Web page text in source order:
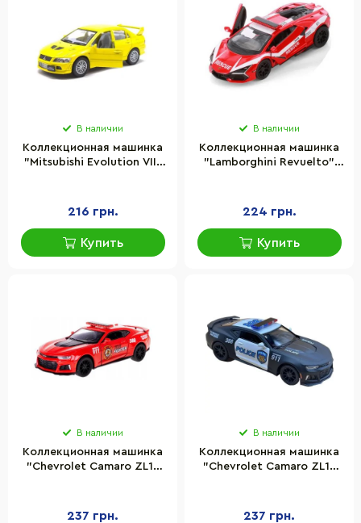
В наличии
Коллекционная машинка
"Mitsubishi Evolution VII"
216 грн.
Купить
В наличии
Коллекционная машинка
"Lamborghini Revuelto"
224 грн.
Купить
В наличии
Коллекционная машинка
"Chevrolet Camaro ZL1"
237 грн.
В наличии
Коллекционная машинка
"Chevrolet Camaro ZL1"
масштаб 1:42
237 грн.